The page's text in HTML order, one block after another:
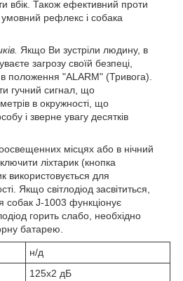
вбік. Також ефективний проти
рефлекс і собака
Якщо Ви зустріли людину, в
загрозу своїй безпеці,
положення "ALARM" (Тривога).
гучний сигнал, що
в окружності, що
і зверне увагу десятків
місцях або в нічний
ліхтарик (кнопка
використовується для
Якщо світлодіод засвітиться,
собак J-1003 функціонує
горить слабо, необхідно
батарею.
н/д
125х2 дБ